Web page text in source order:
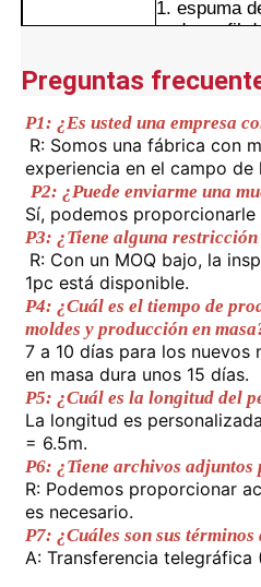
Control de calidad
Contáctenos
Noticias
Solicitar una cotización
Perfiles de aluminio de
Perfiles de cocina de
Perfiles de la ventana de
1. espuma
cada perfil
exterior;
3-
del cliente.
Ventajas
1- A prueba
2.Excelente
condiciones
corrosión.
3Superficie
color
cuidado del
detalles de
Preguntas
P1: ¿Es usted una empresa
R: Somos una fábrica con
experiencia en el campo
P2: ¿Puede enviarme una
Sí, podemos proporcionarle
P3: ¿Tiene alguna
R: Con un MOQ bajo, la
1pc está disponible.
P4: ¿Cuál es el tiempo de
moldes y producción en
7 a 10 días para los nuevos
en masa dura unos 15 días.
P5: ¿Cuál es la longitud del
La longitud es
= 6.5m.
P6: ¿Tiene archivos
R: Podemos proporcionar
es necesario.
P7: ¿Cuáles son sus términos
A: Transferencia telegráfica